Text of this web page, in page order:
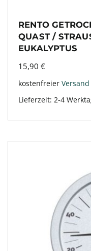
RENTO
QUAST /
UKALYPTUS
15,90 €
kostenfreier Versand
Lieferzeit: 2-4